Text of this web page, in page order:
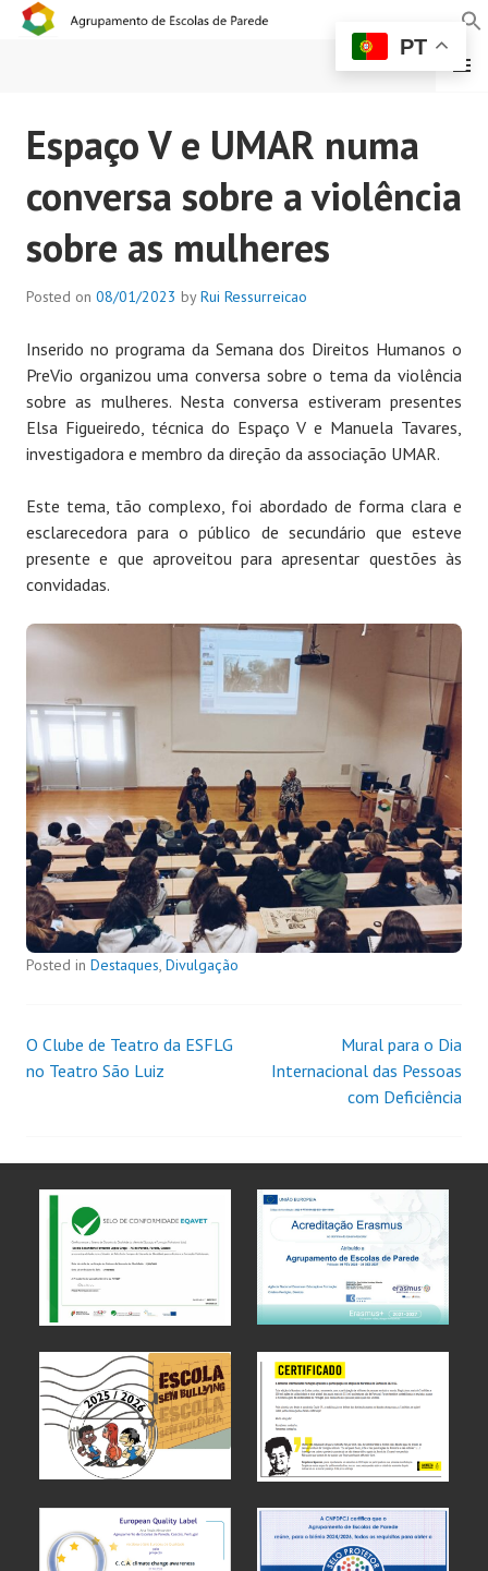
AGRUPAMENTO DE
ESCOLAS DE PAREDE
MENU
Espaço V e UMAR numa
conversa sobre a violência
sobre as mulheres
Posted on 08/01/2023 byRui Ressurreicao
Inserido no programa da Semana dos Direitos Humanos o
PreVio organizou uma conversa sobre o tema da violência
sobre as mulheres. Nesta conversa estiveram presentes
Elsa Figueiredo, técnica do Espaço V e Manuela Tavares,
investigadora e membro da direção da associação UMAR.
Este tema, tão complexo, foi abordado de forma clara e
esclarecedora para o público de secundário que esteve
presente e que aproveitou para apresentar questões às
convidadas.
Posted in Destaques, Divulgação
O Clube de Teatro da ESFLG
no Teatro São Luiz
Mural para o Dia
Internacional das Pessoas
com Deficiência
PT